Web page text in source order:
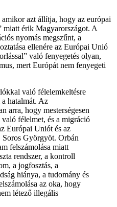
azt állítja, hogy az európai
miatt érik Magyarországot. A
nyomás megszűnt, a
ellenére az Európai Unió
való fenyegetés olyan,
mert Európát nem fenyegeti
való félelemkeltésre
hatalmát. Az
arra, hogy mesterségesen
félelmet, és a migráció
Európai Uniót és az
Györgyöt. Orbán
felszámolása miatt
rendszer, a kontroll
a jogfosztás, a
hiánya, a tudomány és
az oka, hogy
létező illegális